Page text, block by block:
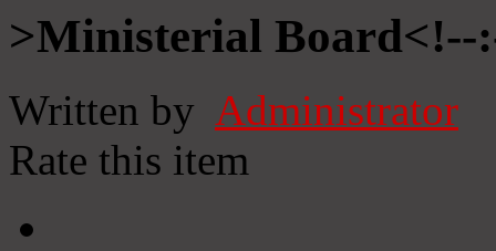
>Ministerial Board<!--
Written by Administrator
Rate this item